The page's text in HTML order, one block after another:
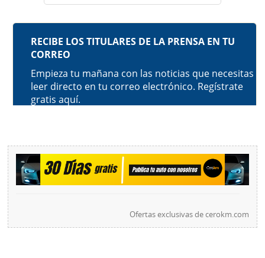
Ofertas exclusivas decerokm.com